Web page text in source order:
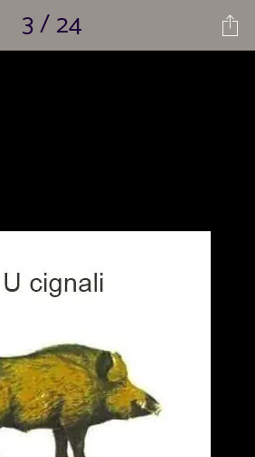
3 / 24